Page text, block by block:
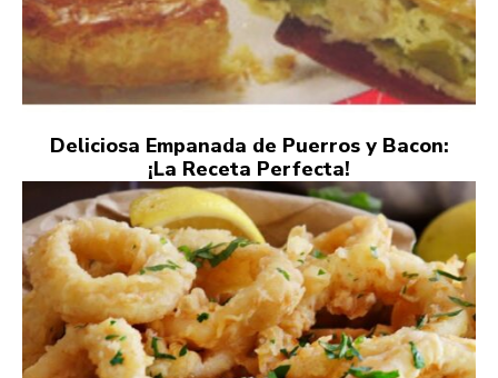
Deliciosa Empanada de Puerros y Bacon:
¡La Receta Perfecta!